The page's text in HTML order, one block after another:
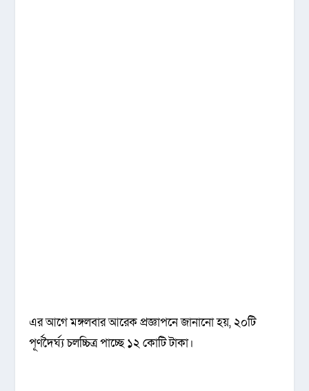
এর আগে মঙ্গলবার আরেক প্রজ্ঞাপনে জানানো হয়, ২০টি
পূর্ণদৈর্ঘ্য চলচ্চিত্র পাচ্ছে ১২ কোটি টাকা।